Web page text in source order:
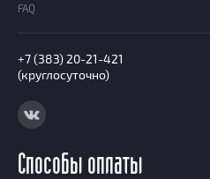
FAQ
+7 (383) 20-21-421
(круглосуточно)
Способы оплаты